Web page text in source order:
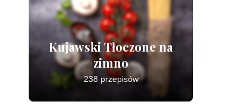
Kujawski Tłoczone na
zimno
238 przepisów